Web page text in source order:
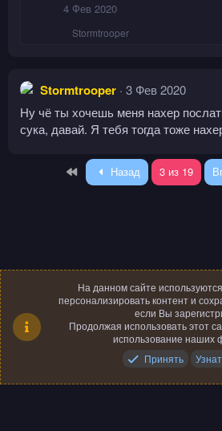
4 Фев 2020
Р
и
и
:
Stormtrooper
Stormtrooper 3 Фев 2020
Ну чё ты хочешь меня нахер
сука, давай. Я тебя тогда тоже
Назад 3 из 19
R
На данном сайте
персонализировать контент и
если Вы
Продолжая использовать этот
использование наших
Принять